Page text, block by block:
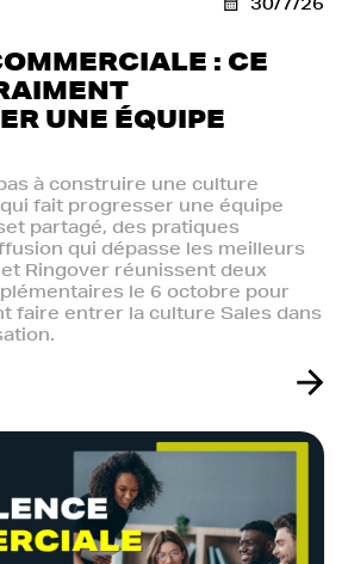
: CE
UNE ÉQUIPE
à construire une culture
fait progresser une équipe
partagé, des pratiques
qui dépasse les meilleurs
Ringover réunissent deux
le 6 octobre pour
faire entrer la culture Sales dans